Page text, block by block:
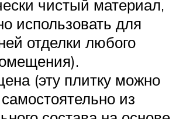
чистый материал,
использовать для
отделки любого
(эту плитку можно
из